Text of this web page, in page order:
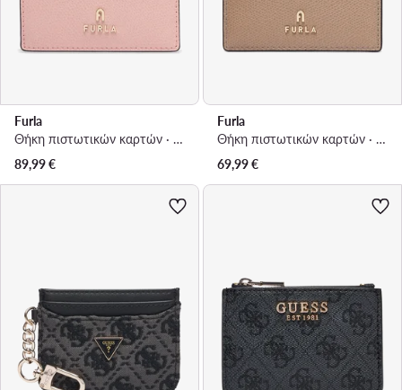
Furla
Θήκη πιστωτικών καρτών · Ανοιχτό ροζ
89,99€
Furla
Θήκη πιστωτικών καρτών · Μπεζ
69,99€